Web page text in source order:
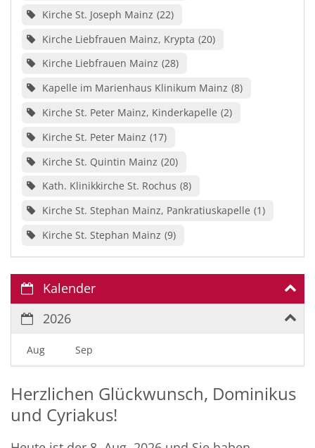
Kirche St. Joseph Mainz 22
Kirche Liebfrauen Mainz, Krypta 20
Kirche Liebfrauen Mainz 28
Kapelle im Marienhaus Klinikum Mainz 8
Kirche St. Peter Mainz, Kinderkapelle 2
Kirche St. Peter Mainz 17
Kirche St. Quintin Mainz 20
Kath. Klinikkirche St. Rochus 8
Kirche St. Stephan Mainz, Pankratiuskapelle 1
Kirche St. Stephan Mainz 9
Kalender
2026
Aug Sep
Herzlichen Glückwunsch, Dominikus
und Cyriakus!